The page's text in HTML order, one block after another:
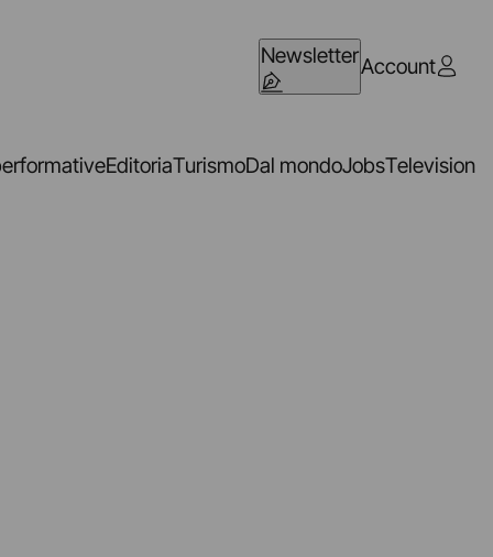
NewsletterAccount
EditoriaTurismoDal mondoJobsTelevision